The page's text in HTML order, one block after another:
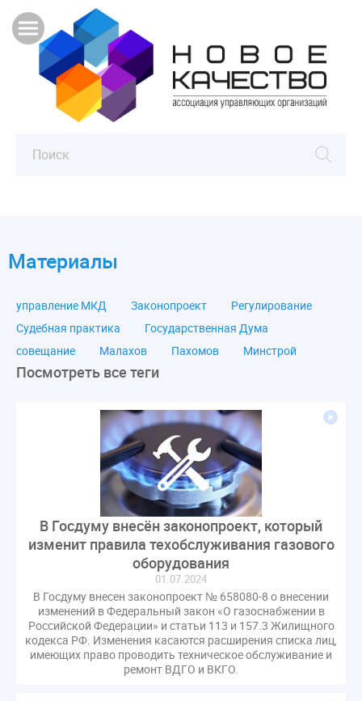
Материалы
управление МКД Законопроект
Регулирование
Судебная практика
Государственная Дума
совещание
Малахов Пахомов
Минстрой
ЛикбезЖКХ
ЖКХ
Строительная неделя
лицензирование
Верховный суд
управляющие компании
МКД
Экспертное мнение
капремонт Вебинар
Комитет по строительству и ЖКХ
Малахов Конференция
Обсуждение
Пени за ЖКУ
Постановление Правительства РФ
ЖКУ
Новое качество
ОСС
Правила
ГОСТ
Постановление
Правительство РФ
исполнительная надпись
ВДГО
ВКГО
Персональные данные
Приказ
Сергей Пахомов
ЭкспертЖКХ
договор управления МКД
Посмотреть все теги
В Госдуму внесён законопроект, который
изменит правила техобслуживания газового
оборудования
01.07.2024
В Госдуму внесен законопроект № 658080-8 о внесении
изменений в Федеральный закон «О газоснабжении в
Российской Федерации» и статьи 113 и 157.3 Жилищного
кодекса РФ. Изменения касаются расширения списка лиц,
имеющих право проводить техническое обслуживание и
ремонт ВДГО и ВКГО.